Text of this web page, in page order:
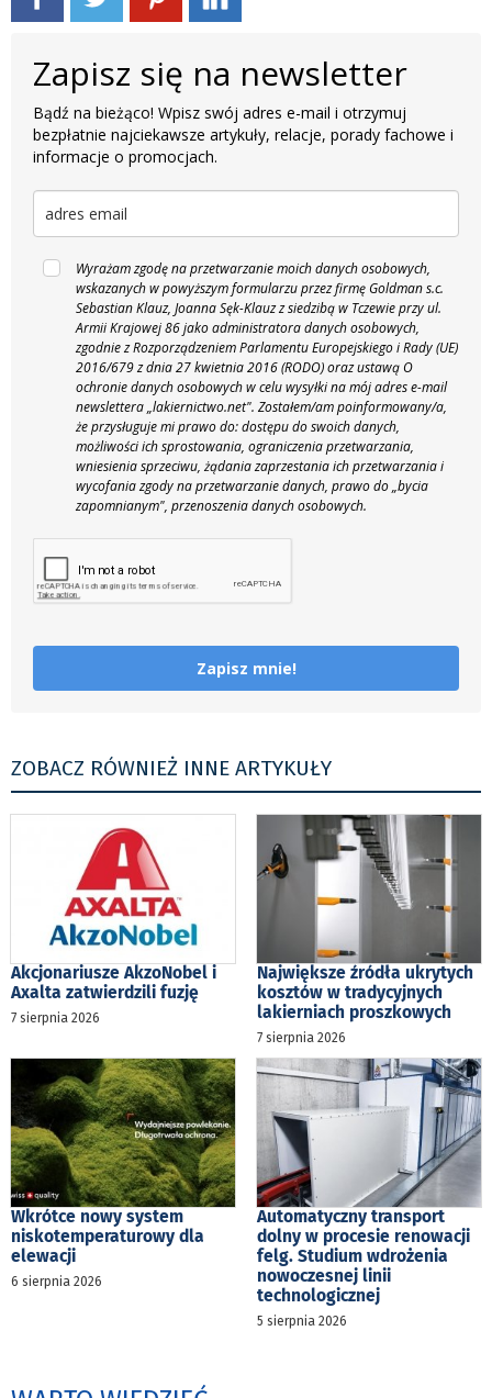
Zapisz się na newsletter
Bądź na bieżąco! Wpisz swój adres e-mail i otrzymuj
bezpłatnie najciekawsze artykuły, relacje, porady fachowe i
informacje o promocjach.
Wyrażam zgodę na przetwarzanie moich danych osobowych,
wskazanych w powyższym formularzu przez firmę Goldman s.c.
Sebastian Klauz, Joanna Sęk-Klauz z siedzibą w Tczewie przy ul.
Armii Krajowej 86 jako administratora danych osobowych,
zgodnie z Rozporządzeniem Parlamentu Europejskiego i Rady (UE)
2016/679 z dnia 27 kwietnia 2016 (RODO) oraz ustawą O
ochronie danych osobowych w celu wysyłki na mój adres e-mail
newslettera „lakiernictwo.net". Zostałem/am poinformowany/a,
że przysługuje mi prawo do: dostępu do swoich danych,
możliwości ich sprostowania, ograniczenia przetwarzania,
wniesienia sprzeciwu, żądania zaprzestania ich przetwarzania i
wycofania zgody na przetwarzanie danych, prawo do „bycia
zapomnianym", przenoszenia danych osobowych.
Zapisz mnie!
ZOBACZ RÓWNIEŻ INNE ARTYKUŁY
Akcjonariusze AkzoNobel i
Axalta zatwierdzili fuzję
7 sierpnia 2026
Największe źródła ukrytych
kosztów w tradycyjnych
lakierniach proszkowych
7 sierpnia 2026
Wkrótce nowy system
niskotemperaturowy dla
elewacji
6 sierpnia 2026
Automatyczny transport
dolny w procesie renowacji
felg. Studium wdrożenia
nowoczesnej linii
technologicznej
5 sierpnia 2026